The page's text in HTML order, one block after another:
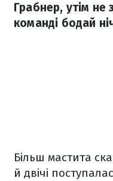
Грабнер, утім не
команді бодай
Більш мастита
й двічі